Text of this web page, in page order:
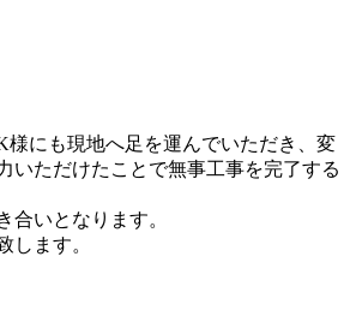
様にも現地へ足を運んでいただき、変
いただけたことで無事工事を完了する
合いとなります。
します。